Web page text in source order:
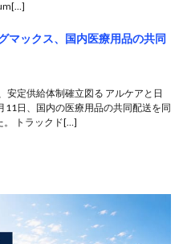
マックス、国内医療用品の共同
安定供給体制確立図る アルケアと日
11日、国内の医療用品の共同配送を同
。 トラックド[…]